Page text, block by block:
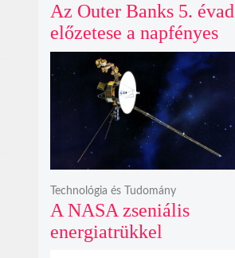
Az Outer Banks 5. évad
előzetese a napfényes
kalandok helyett
kíméletlen
bosszúhadjáratot ígér
A NASA zseniális
energiatrükkel
Technológia és Tudomány